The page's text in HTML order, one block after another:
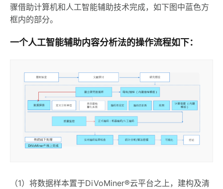
骤借助计算机和人工智能辅助技术完成，如下图中蓝色方
框内的部分。
一个人工智能辅助内容分析法的操作流程如下：
（1）将数据样本置于DiVoMiner®云平台之上，建构及清